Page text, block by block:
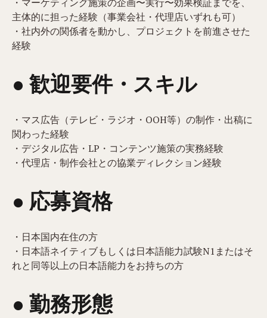
主体的に担った経験（事業会社・代理店いずれも可）
・社内外の関係者を動かし、プロジェクトを前進させた
経験
● 歓迎要件・スキル
・マス広告（テレビ・ラジオ・OOH等）の制作・出稿に
関わった経験
・デジタル広告・LP・コンテンツ施策の実務経験
・代理店・制作会社との協業ディレクション経験
● 応募資格
・日本国内在住の方
・日本語ネイティブもしくは日本語能力試験N1またはそ
れと同等以上の日本語能力をお持ちの方
● 勤務形態